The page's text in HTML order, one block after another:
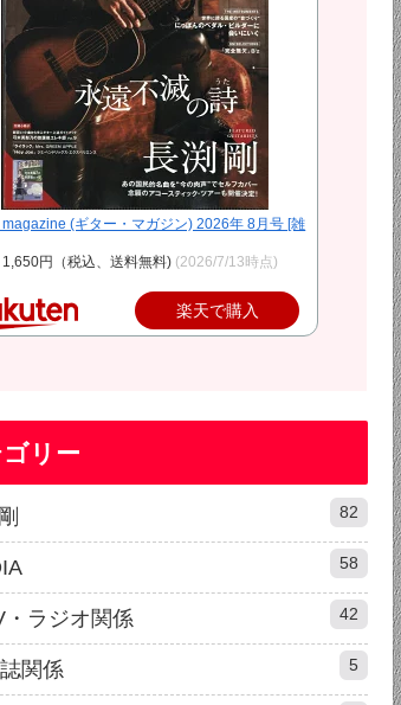
(ギター・マガジン) 2026年 8月号 [雑
円（税込、送料無料) (2026/7/13時点)
楽天で購入
リー
82
58
・ラジオ関係 42
関係 5